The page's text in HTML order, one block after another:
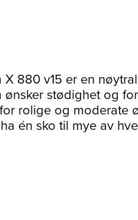
880 v15 er en
stødighet og
rolige og moderate
én sko til mye av